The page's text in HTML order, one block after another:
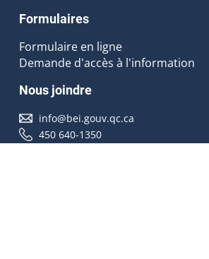
Formulaires
Formulaire en ligne
Demande d'accès à l'information
Nous joindre
info@bei.gouv.qc.ca
450 640-1350